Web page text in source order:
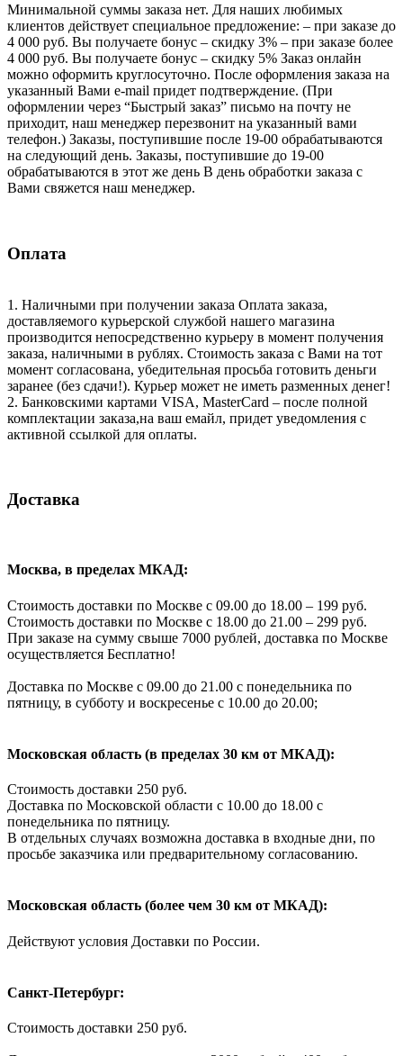
Минимальной суммы заказа нет. Для наших любимых
клиентов действует специальное предложение: – при заказе до
4 000 руб. Вы получаете бонус – скидку 3% – при заказе более
4 000 руб. Вы получаете бонус – скидку 5% Заказ онлайн
можно оформить круглосуточно. После оформления заказа на
указанный Вами e-mail придет подтверждение. (При
оформлении через “Быстрый заказ” письмо на почту не
приходит, наш менеджер перезвонит на указанный вами
телефон.) Заказы, поступившие после 19-00 обрабатываются
на следующий день. Заказы, поступившие до 19-00
обрабатываются в этот же день В день обработки заказа с
Вами свяжется наш менеджер.
Оплата
1. Наличными при получении заказа Оплата заказа,
доставляемого курьерской службой нашего магазина
производится непосредственно курьеру в момент получения
заказа, наличными в рублях. Стоимость заказа с Вами на тот
момент согласована, убедительная просьба готовить деньги
заранее (без сдачи!). Курьер может не иметь разменных денег!
2. Банковскими картами VISA, MasterCard – после полной
комплектации заказа,на ваш емайл, придет уведомления с
активной ссылкой для оплаты.
Доставка
Москва, в пределах МКАД:
Стоимость доставки по Москве с 09.00 до 18.00 – 199 руб.
Стоимость доставки по Москве с 18.00 до 21.00 – 299 руб.
При заказе на сумму свыше 7000 рублей, доставка по Москве
осуществляется Бесплатно!
Доставка по Москве с 09.00 до 21.00 с понедельника по
пятницу, в субботу и воскресенье с 10.00 до 20.00;
Московская область (в пределах 30 км от МКАД):
Стоимость доставки 250 руб.
Доставка по Московской области с 10.00 до 18.00 с
понедельника по пятницу.
В отдельных случаях возможна доставка в входные дни, по
просьбе заказчика или предварительному согласованию.
Московская область (более чем 30 км от МКАД):
Действуют условия Доставки по России.
Санкт-Петербург:
Стоимость доставки 250 руб.